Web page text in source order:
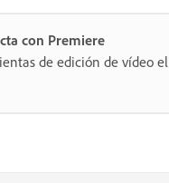
con Premiere
de edición de vídeo